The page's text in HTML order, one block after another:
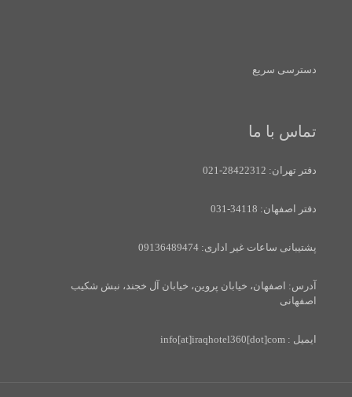
دسترسی سریع
تماس با ما
دفتر تهران: 28422312-021
دفتر اصفهان: 34118-031
پشتیبانی ساعات غیر اداری: 09136489474
آدرس: اصفهان، خیابان پروین، خیابان آل خجند، نبش شکیب
اصفهانی
ایمیل : info[at]iraqhotel360[dot]com